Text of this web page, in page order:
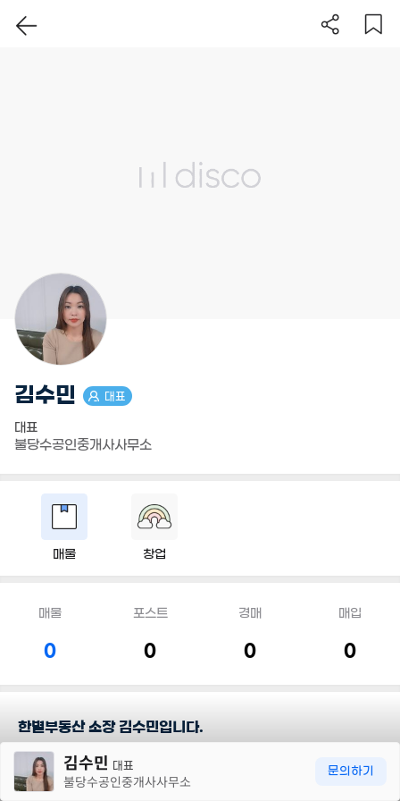
김수민 대표
대표
불당수공인중개사사무소
매물 창업
매물
0
포스트
0
경매
0
매입
0
한별부동산 소장 김수민입니다.
담당지역김수민 대표
불당수공인중개사사무소
문의하기